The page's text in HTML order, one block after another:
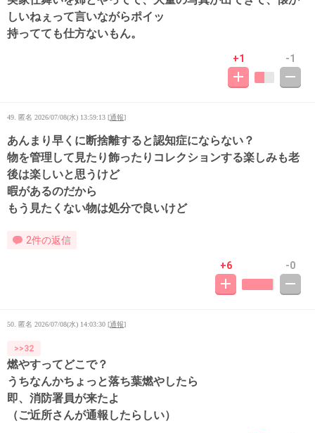
しいねぇって言いながらポイッ
持ってても仕方ないもん。
+1 -1
49. 匿名 2026/07/08(水) 13:59:13 [通報]
あんまり早くに断捨離すると認知症にならない？
物を管理して見たり飾ったりコレクションする楽しみも老
後は楽しいと思うけど
暇があるのだから
もう見たくない物は処分で良いけど
2件の返信
+6 -0
50. 匿名 2026/07/08(水) 14:03:30 [通報]
>>32
燃やすってどこで？
うちなんかちょっと落ち葉燃やしたら
即、消防署員が来たよ
（ご近所さんが通報したらしい）